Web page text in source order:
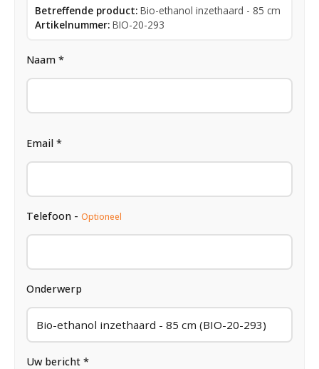
Betreffende product: Bio-ethanol inzethaard - 85 cm
Artikelnummer: BIO-20-293
Naam *
Email *
Telefoon - Optioneel
Onderwerp
Uw bericht *